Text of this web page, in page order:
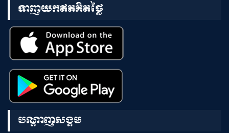
ទាញយកឥតគិតថ្លៃ
បណ្តាញសង្គម